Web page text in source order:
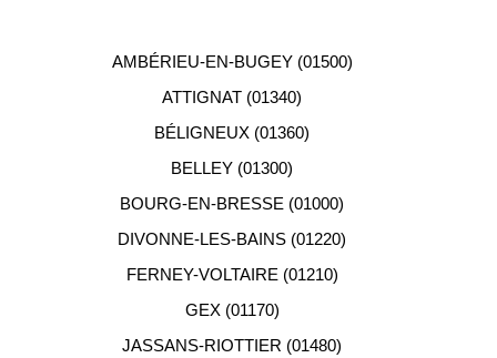
Notre équipe de conseillers se tient gratuitement à
votre disposition pour vous aider dans votre
AMBÉRIEU-EN-BUGEY (01500)
ATTIGNAT (01340)
BÉLIGNEUX (01360)
BELLEY (01300)
BOURG-EN-BRESSE (01000)
DIVONNE-LES-BAINS (01220)
FERNEY-VOLTAIRE (01210)
GEX (01170)
JASSANS-RIOTTIER (01480)